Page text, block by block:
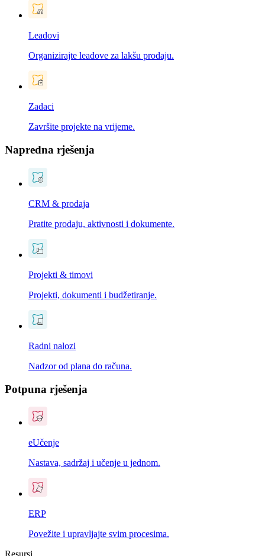
Leadovi
Organizirajte leadove za lakšu prodaju.
Zadaci
Završite projekte na vrijeme.
Napredna rješenja
CRM & prodaja
Pratite prodaju, aktivnosti i dokumente.
Projekti & timovi
Projekti, dokumenti i budžetiranje.
Radni nalozi
Nadzor od plana do računa.
Potpuna rješenja
eUčenje
Nastava, sadržaj i učenje u jednom.
ERP
Povežite i upravljajte svim procesima.